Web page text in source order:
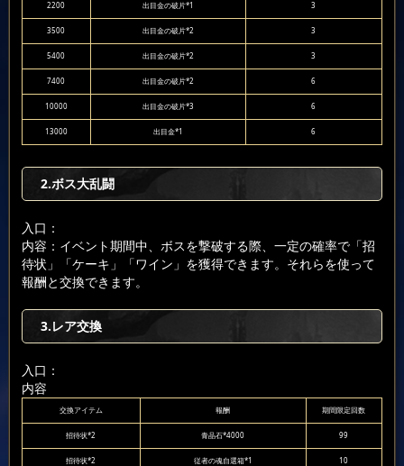
2200 出目金の破片*1 3
3500 出目金の破片*2 3
5400 出目金の破片*2 3
7400 出目金の破片*2 6
10000 出目金の破片*3 6
13000 出目金*1 6
2.ボス大乱闘
入口：
内容：イベント期間中、ボスを撃破する際、一定の確率で「招
待状」「ケーキ」「ワイン」を獲得できます。それらを使って
報酬と交換できます。
3.レア交換
入口：
内容
交換アイテム 報酬 期間限定回数
招待状*2 青晶石*4000 99
招待状*2 従者の魂自選箱*1 10